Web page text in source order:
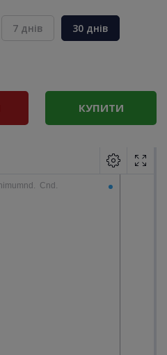
7 днів 30 днів
КУПИТИ